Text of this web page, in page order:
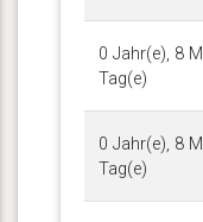
0 Jahr(e), 8
Tag(e)
0 Jahr(e), 8
Tag(e)